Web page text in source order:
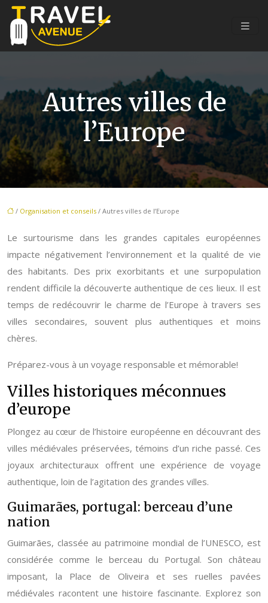
Autres villes de
l’Europe
/ Organisation et conseils / Autres villes de l’Europe
Le surtourisme dans les grandes capitales européennes
impacte négativement l’environnement et la qualité de vie
des habitants. Des prix exorbitants et une surpopulation
rendent difficile la découverte authentique de ces lieux. Il est
temps de redécouvrir le charme de l’Europe à travers ses
villes secondaires, souvent plus authentiques et moins
chères.
Préparez-vous à un voyage responsable et mémorable!
Villes historiques méconnues
d’europe
Plongez au cœur de l’histoire européenne en découvrant des
villes médiévales préservées, témoins d’un riche passé. Ces
joyaux architecturaux offrent une expérience de voyage
authentique, loin de l’agitation des grandes villes.
Guimarães, portugal: berceau d’une
nation
Guimarães, classée au patrimoine mondial de l’UNESCO, est
considérée comme le berceau du Portugal. Son château
imposant, la Place de Oliveira et ses ruelles pavées
médiévales racontent une histoire fascinante. Explorez son